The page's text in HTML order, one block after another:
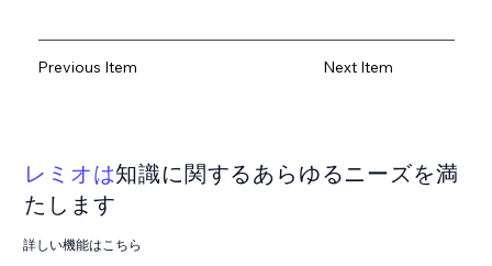
Previous Item Next Item
レミオは知識に関するあらゆるニーズを満
たします
詳しい機能はこちら